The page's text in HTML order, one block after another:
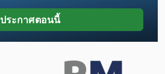
ประกาศตอนนี้